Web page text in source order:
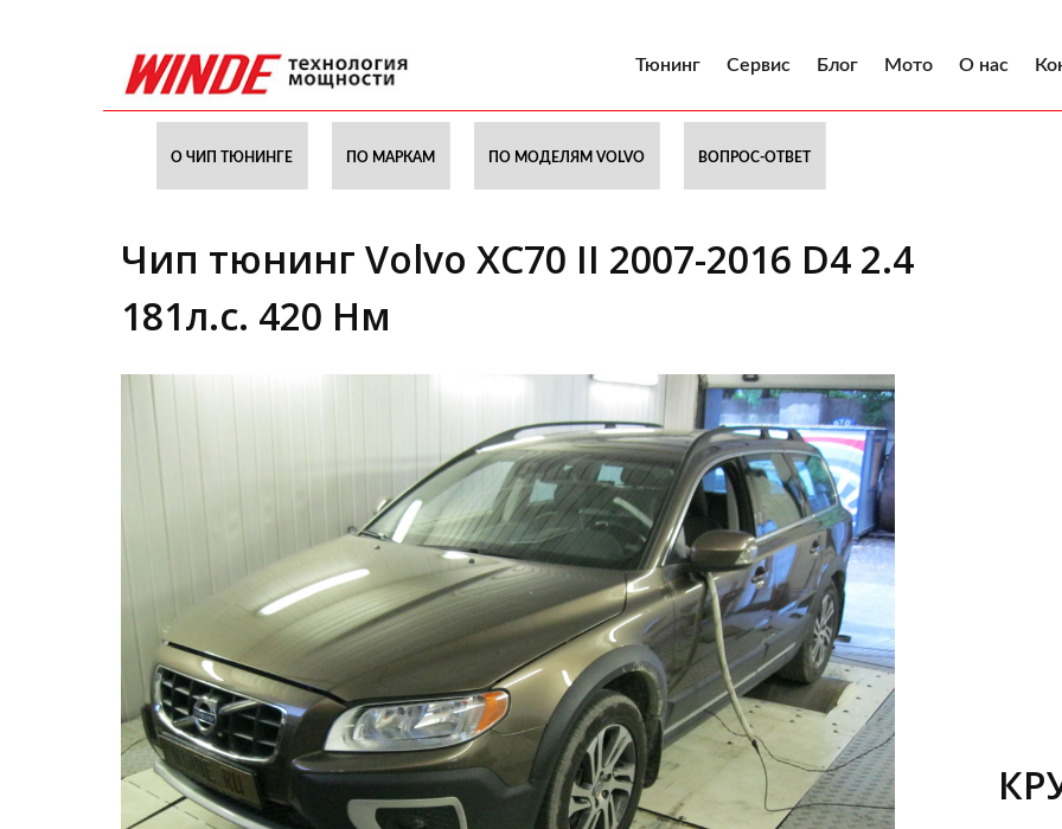
Тюнинг Сервис Блог Мото О нас
О ЧИП ТЮНИНГЕ ПО МАРКАМ ПО МОДЕЛЯМ VOLVO ВОПРОС-ОТВЕТ
Чип тюнинг Volvo XC70 II 2007-2016 D4 2.4
181л.с. 420 Нм